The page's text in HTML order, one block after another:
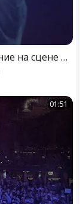
Guf - Ice baby Live (Гуф живое исполнение на сцене вместе с сыном)
01:51